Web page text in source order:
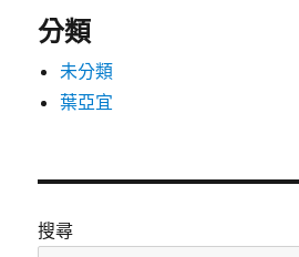
分類
未分類
葉亞宜
搜尋